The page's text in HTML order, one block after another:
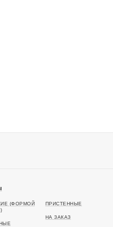
(ФОРМОЙ
ПРИСТЕННЫЕ
НА ЗАКАЗ